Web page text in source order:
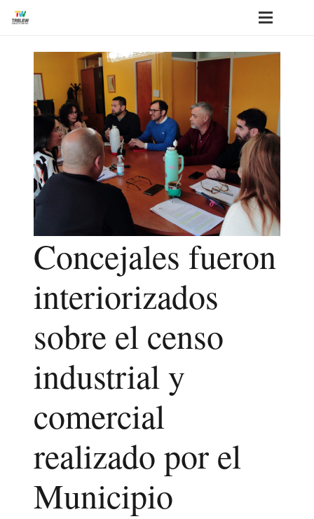
Concejales fueron
interiorizados
sobre el censo
industrial y
comercial
realizado por el
Municipio